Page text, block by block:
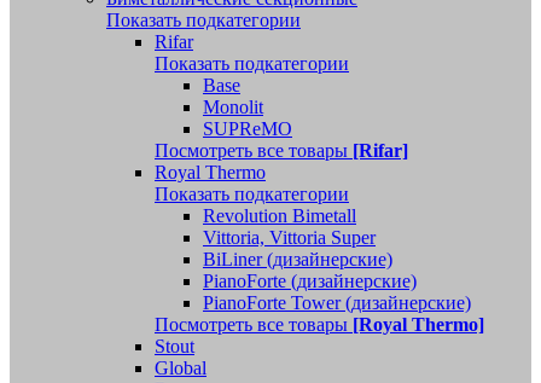
Показать подкатегории
Rifar
Показать подкатегории
Base
Monolit
SUPReMO
Посмотреть все товары [Rifar]
Royal Thermo
Показать подкатегории
Revolution Bimetall
Vittoria, Vittoria Super
BiLiner (дизайнерские)
PianoForte (дизайнерские)
PianoForte Tower (дизайнерские)
Посмотреть все товары [Royal Thermo]
Stout
Global